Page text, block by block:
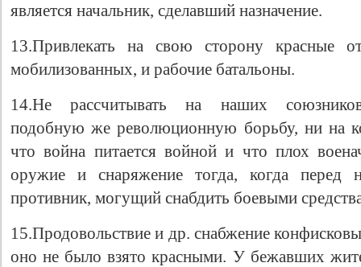
является начальник, сделавший назначение.
13.Привлекать на свою сторону красные
мобилизованных, и рабочие батальоны.
14.Не рассчитывать на наших
подобную же революционную борьбу, ни на
что война питается войной и что плох
оружие и снаряжение тогда, когда перед
противник, могущий снабдить боевыми
15.Продовольствие и др. снабжение
оно не было взято красными. У бежавших